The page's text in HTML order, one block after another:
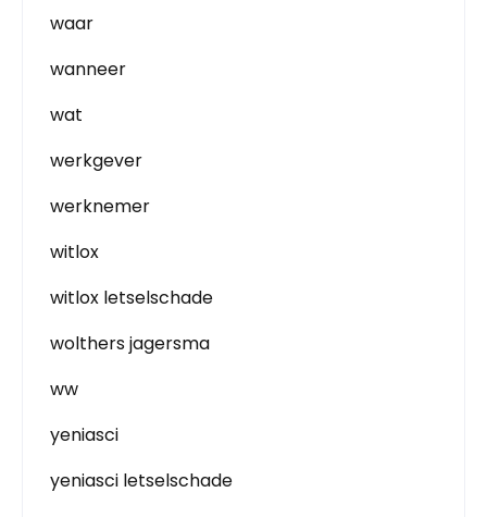
waar
wanneer
wat
werkgever
werknemer
witlox
witlox letselschade
wolthers jagersma
ww
yeniasci
yeniasci letselschade